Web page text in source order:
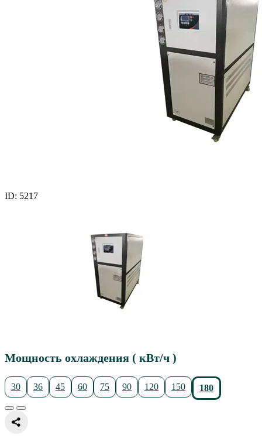
ID: 5217
Мощность охлаждения ( кВт/ч )
30 36 45 60 75 90 120 150 180